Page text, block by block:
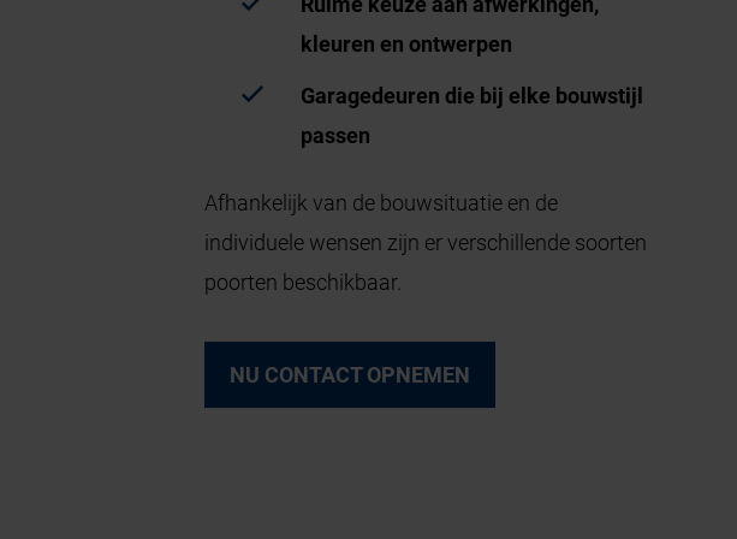
kleuren en ontwerpen
Garagedeuren die bij elke bouwstijl
passen
Afhankelijk van de bouwsituatie en de
individuele wensen zijn er verschillende soorten
poorten beschikbaar.
NU CONTACT OPNEMEN